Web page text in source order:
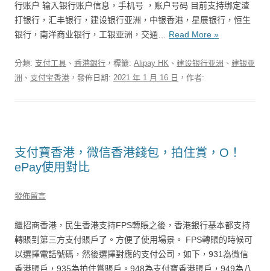
行账户 输入银行账户信息，手机号 ，账户号码 目前支持绑定渣
打银行，汇丰银行，建设银行亚洲，中银香港，星展银行，恒生
银行，南洋商业银行，工银亚洲，交通… Read More »
分類: 支付工具 、 香港銀行 ，標籤: Alipay HK 、 建设银行亚洲 、 建银亚
洲 、 支付宝香港 ，發佈日期: 2021 年 1 月 16 日 ，作者:
支付寶香港，微信香港錢包，拍住賞，O！
ePay使用對比
發佈留言
繼招商香港，民生香港支持FPS轉賬之後，香港銀行基本都支持
轉賬到第三方支付賬戶了。方便了使用場景。 FPS轉賬的時候可
以選擇電話號碼，然後選擇對應的支付公司，如下，931為微信
香港賬戶，935為拍住賞賬戶。948為支付寶香港賬戶，949為八